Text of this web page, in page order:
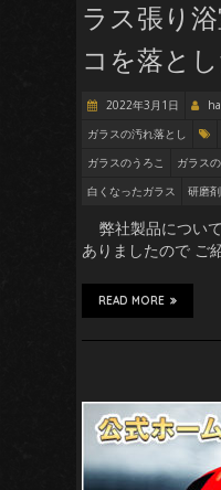
ラス張り
コを落と
2022年3月1日
ガラスの汚れ落とし
ガラスのうろこ
ガラス
白くなったガラス
研磨剤
弊社製品につい
ありましたので ご
READ MORE